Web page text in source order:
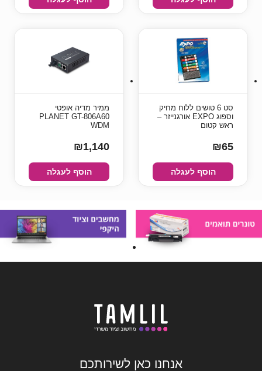
סט 6 טושים ללוח מחיק
וספוג EXPO אורגנייזר –
ראש קטום
₪65
הוסף לעגלה
ממיר מדיה אופטי
PLANET GT-806A60
WDM
₪1,140
הוסף לעגלה
אנחנו כאן לשירותכם